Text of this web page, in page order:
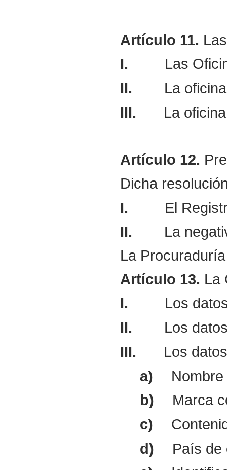
Artículo 11.
I.
Las
II.
La
III.
La
Artículo 12.
Dicha
I.
El
II.
La
La
Artículo 13. La
I.
Los
II.
Los
III.
Los
a)
b)
Marca
c)
d)
País de